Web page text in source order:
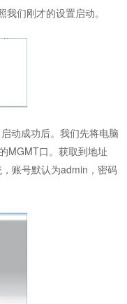
们刚才的设置启动。
动成功后。我们先将电脑
MGMT口。获取到地址
账号默认为admin，密码